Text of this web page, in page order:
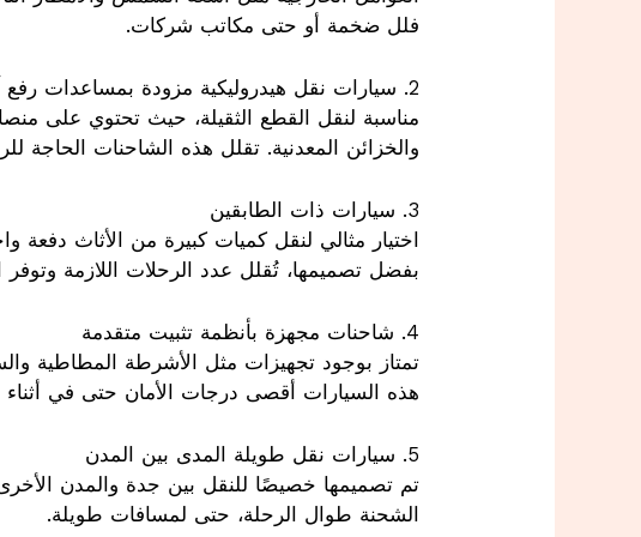
فلل ضخمة أو حتى مكاتب شركات.
2. سيارات نقل هيدروليكية مزودة بمساعدات رفع آلية
والخزائن المعدنية. تقلل هذه الشاحنات الحاجة
3. سيارات ذات الطابقين
بفضل تصميمها، تُقلل عدد الرحلات اللازمة وتوفر
4. شاحنات مجهزة بأنظمة تثبيت متقدمة
هذه السيارات أقصى درجات الأمان حتى في
5. سيارات نقل طويلة المدى بين المدن
الشحنة طوال الرحلة، حتى لمسافات طويلة.